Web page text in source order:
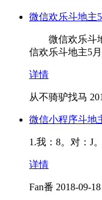
微信欢乐斗地主
微信欢乐斗地
信欢乐斗地主5
详情
从不骑驴找马
微信小程序斗地
1.我：8。对：J。
详情
Fan番 2018-09-